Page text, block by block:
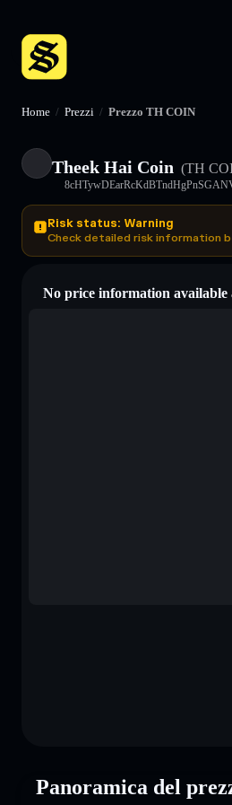
Home / Prezzi / Prezzo TH COIN
Theek Hai Coin (TH
Risk status: Warning
Check detailed risk information
No price information available
Panoramica del